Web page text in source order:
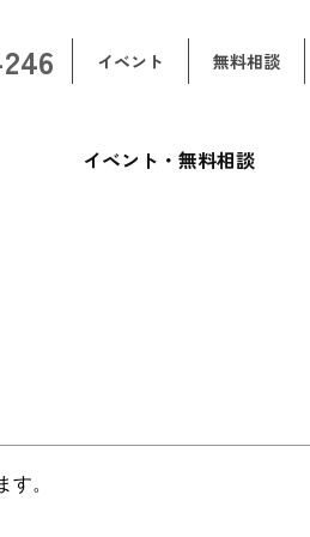
イベント 無料相談
イベント・無料相談
。